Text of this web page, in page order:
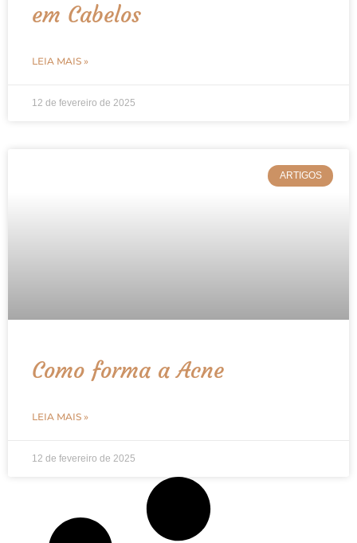
em Cabelos
LEIA MAIS »
12 de fevereiro de 2025
ARTIGOS
Como forma a Acne
LEIA MAIS »
12 de fevereiro de 2025